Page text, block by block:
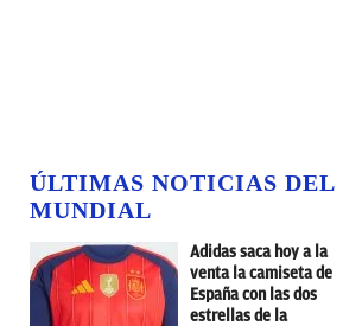
ÚLTIMAS NOTICIAS DEL
MUNDIAL
Adidas saca hoy a la
venta la camiseta de
España con las dos
estrellas de la